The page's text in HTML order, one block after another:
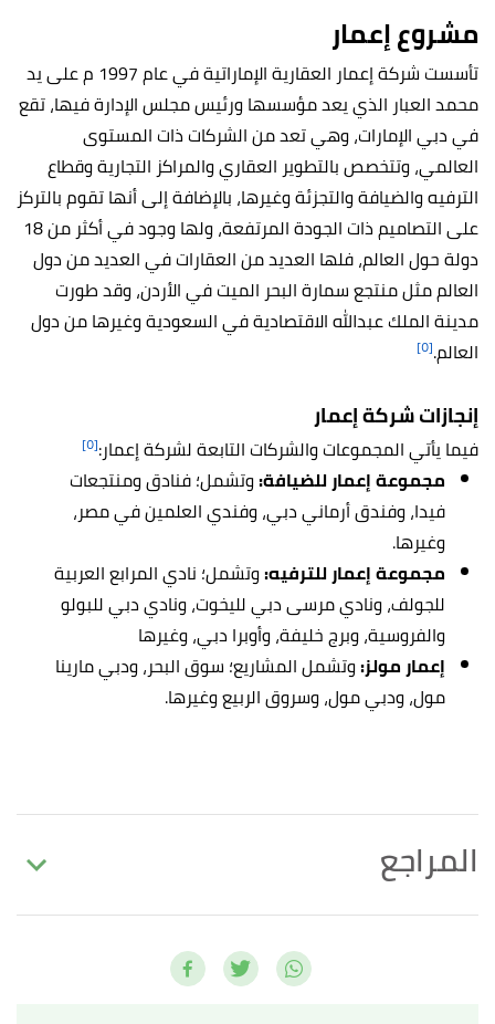
مشروع إعمار
تأسست شركة إعمار العقارية الإماراتية في عام 1997 م على يد
محمد العبار الذي يعد مؤسسها ورئيس مجلس الإدارة فيها، تقع
في دبي الإمارات، وهي تعد من الشركات ذات المستوى
العالمي، وتتخصص بالتطوير العقاري والمراكز التجارية وقطاع
الترفيه والضيافة والتجزئة وغيرها، بالإضافة إلى أنها تقوم بالتركز
على التصاميم ذات الجودة المرتفعة، ولها وجود في أكثر من 18
دولة حول العالم، فلها العديد من العقارات في العديد من دول
العالم مثل منتجع سمارة البحر الميت في الأردن، وقد طورت
مدينة الملك عبدالله الاقتصادية في السعودية وغيرها من دول
العالم.[٥]
إنجازات شركة إعمار
فيما يأتي المجموعات والشركات التابعة لشركة إعمار:[٥]
مجموعة إعمار للضيافة:وتشمل؛ فنادق ومنتجعات
فيدا، وفندق أرماني دبي، وفندي العلمين في مصر،
وغيرها.
مجموعة إعمار للترفيه:وتشمل؛ نادي المرابع العربية
للجولف، ونادي مرسى دبي لليخوت، ونادي دبي للبولو
والفروسية، وبرج خليفة، وأوبرا دبي، وغيرها
إعمار مولز:وتشمل المشاريع؛ سوق البحر، ودبي مارينا
مول، ودبي مول، وسروق الربيع وغيرها.
المراجع
18/7/2022. Edited.